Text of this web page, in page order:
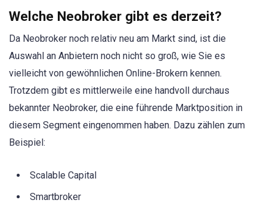
Welche Neobroker gibt es derzeit?
Da Neobroker noch relativ neu am Markt sind, ist die
Auswahl an Anbietern noch nicht so groß, wie Sie es
vielleicht von gewöhnlichen Online-Brokern kennen.
Trotzdem gibt es mittlerweile eine handvoll durchaus
bekannter Neobroker, die eine führende Marktposition in
diesem Segment eingenommen haben. Dazu zählen zum
Beispiel:
Scalable Capital
Smartbroker